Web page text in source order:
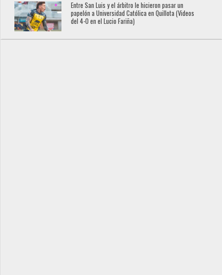
Entre San Luis y el árbitro le hicieron pasar un
papelón a Universidad Católica en Quillota (Videos
del 4-0 en el Lucio Fariña)